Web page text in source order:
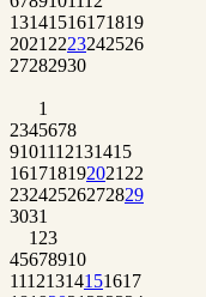
13141516171819
2021 2223242526
27282930
1
2345678
9101112131415
161718192021 22
23242526272829
3031
1 23
45678910
11121314151617